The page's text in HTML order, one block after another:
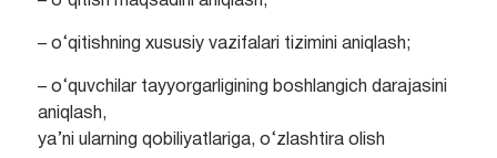
– o‘qitishning xususiy vazifalari tizimini aniqlash;
– o‘quvchilar tayyorgarligining boshlangich darajasini
aniqlash,
ya’ni ularning qobiliyatlariga, o‘zlashtira olish